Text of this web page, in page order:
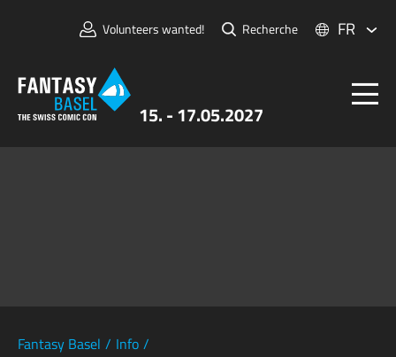
15. - 17.05.2027
Volunteers wanted! Recherche FR
Fantasy Basel / Info /